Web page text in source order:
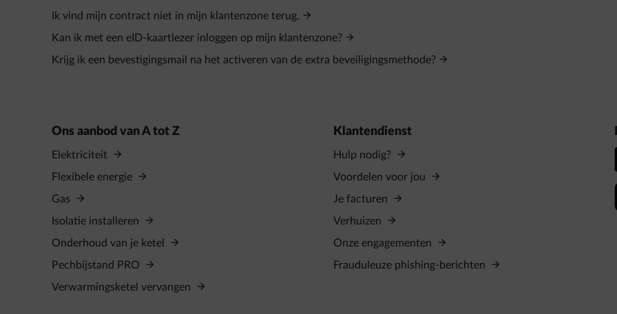
Ik vind mijn contract niet in mijn klantenzone terug.
Kan ik met een eID‑kaartlezer inloggen op mijn klantenzone?
Krijg ik een bevestigingsmail na het activeren van de extra beveiligingsmethode?
Ons aanbod van A tot Z
Elektriciteit
Flexibele energie
Gas
Isolatie installeren
Onderhoud van je ketel
Pechbijstand PRO
Verwarmingsketel vervangen
Klantendienst
Hulp nodig?
Voordelen voor jou
Je facturen
Verhuizen
Onze engagementen
Frauduleuze phishing-berichten